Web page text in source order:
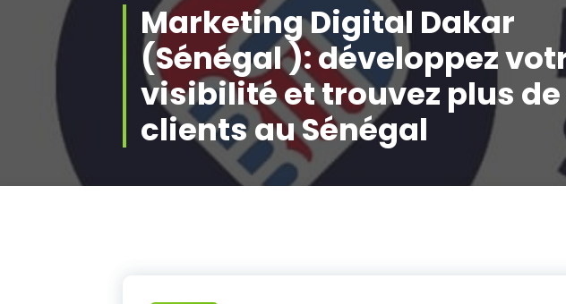
Marketing Digital Dakar
(Sénégal ): développez
visibilité et trouvez plus de
clients au Sénégal